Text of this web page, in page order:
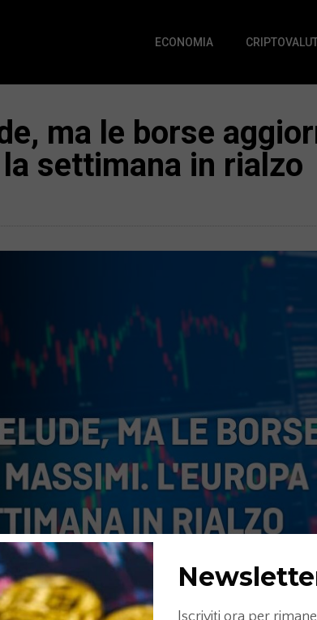
ECONOMIA
ma le borse
la settimana in rialzo
Iscriviti ora per